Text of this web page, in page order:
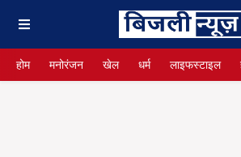
होम मनोरंजन खेल धर्म लाइफस्टाइल